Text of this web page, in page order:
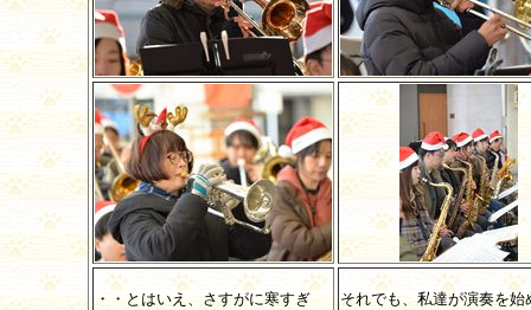
・・とはいえ、さすがに寒すぎ
それでも、私達が演奏を始